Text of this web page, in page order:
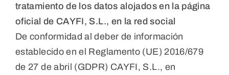
tratamiento de los datos alojados en la página
oficial de CAYFI, S.L., en la red social
De conformidad al deber de información
establecido en el Reglamento (UE) 2016/679
de 27 de abril (GDPR) CAYFI, S.L., en